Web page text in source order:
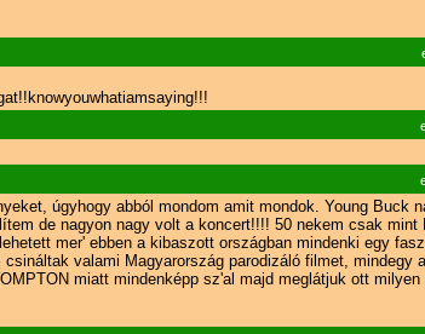
úgyhogy abból mondom amit mondok. Young Buck
de nagyon nagy volt a koncert!!!! 50 nekem csak mint
mer' ebben a kibaszott országban mindenki egy
valami Magyarország parodizáló filmet, mindegy
miatt mindenképp sz'al majd meglátjuk ott